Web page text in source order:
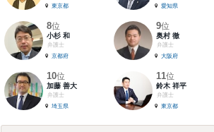
東京都
愛知県
8位
小杉 和
弁護士
京都府
9位
奥村 徹
弁護士
大阪府
10位
加藤 善大
弁護士
埼玉県
11位
鈴木 祥平
弁護士
東京都